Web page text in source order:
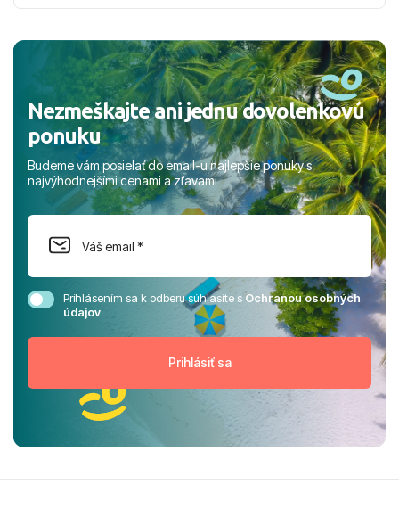
Nezmeškajte ani jednu dovolenkovú
ponuku
Budeme vám posielať do email-u najlepšie ponuky s
najvýhodnejšími cenami a zľavami
Prihlásením sa k odberu súhlasíte sOchranou osobných
údajov